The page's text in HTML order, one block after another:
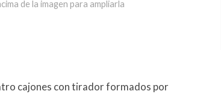
de la imagen para ampliarla
cajones con tirador formados por